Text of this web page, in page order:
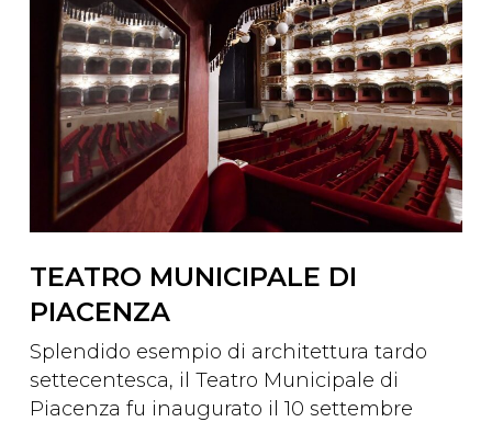
TEATRO MUNICIPALE DI
PIACENZA
Splendido esempio di architettura tardo
settecentesca, il Teatro Municipale di
Piacenza fu inaugurato il 10 settembre